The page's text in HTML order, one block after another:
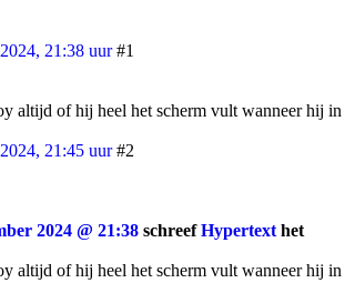
21:38 uur #1
altijd of hij heel het scherm vult wanneer hij in
21:45 uur #2
2024 @ 21:38 schreefHypertext het
altijd of hij heel het scherm vult wanneer hij in